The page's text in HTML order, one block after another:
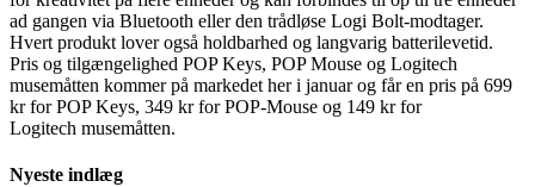
ad gangen via Bluetooth eller den trådløse Logi Bolt-modtager.
Hvert produkt lover også holdbarhed og langvarig batterilevetid.
Pris og tilgængelighed POP Keys, POP Mouse og Logitech
musemåtten kommer på markedet her i januar og får en pris på 699
kr for POP Keys, 349 kr for POP-Mouse og 149 kr for
Logitech musemåtten.
Nyeste indlæg